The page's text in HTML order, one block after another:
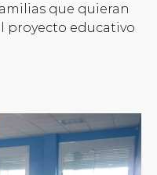
que quieran
proyecto educativo